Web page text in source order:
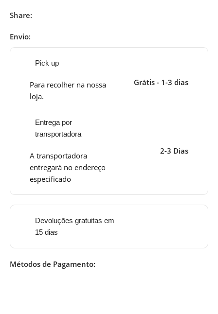
Share:
Envio:
Pick up
Para recolher na nossa
loja.
Grátis - 1-3 dias
Entrega por
transportadora
A transportadora
entregará no endereço
especificado
2-3 Dias
Devoluções gratuitas em
15 dias
Métodos de Pagamento: